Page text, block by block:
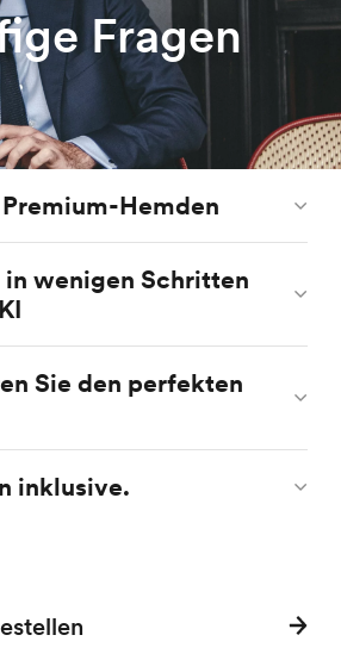
Fragen
Hemden
in wenigen Schritten
Sie den perfekten
inklusive.